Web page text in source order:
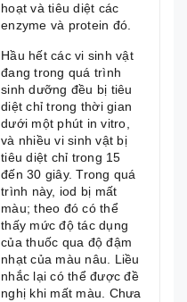
hoạt và tiêu diệt các
enzyme và protein đó.
Hầu hết các vi sinh vật
đang trong quá trình
sinh dưỡng đều bị tiêu
diệt chỉ trong thời gian
dưới một phút in vitro,
và nhiều vi sinh vật bị
tiêu diệt chỉ trong 15
đến 30 giây. Trong quá
trình này, iod bị mất
màu; theo đó có thể
thấy mức độ tác dụng
của thuốc qua độ đậm
nhạt của màu nâu. Liều
nhắc lại có thể được đề
nghị khi mất màu. Chưa